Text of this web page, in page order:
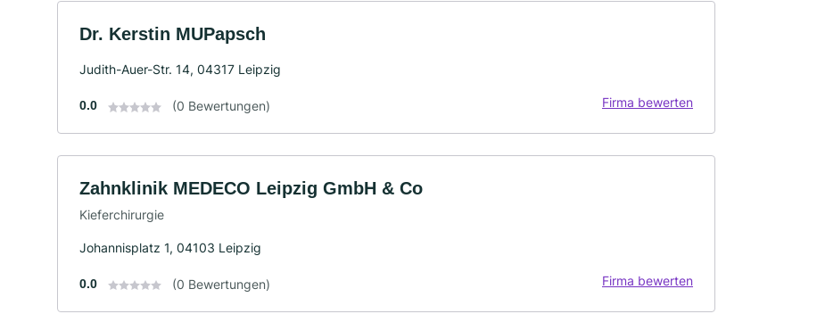
Dr. Kerstin MUPapsch
Judith-Auer-Str. 14, 04317 Leipzig
0.0 (0 Bewertungen) Firma bewerten
Zahnklinik MEDECO Leipzig GmbH & Co
Kieferchirurgie
Johannisplatz 1, 04103 Leipzig
0.0 (0 Bewertungen) Firma bewerten